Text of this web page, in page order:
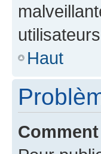
Haut